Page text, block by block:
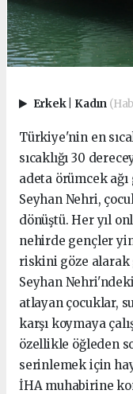
Erkek Kadın
Türkiye'nin en
sıcaklığı 30
adeta örümcek
Seyhan Nehri,
dönüştü. Her yıl
nehirde gençler
riskini göze alarak
Seyhan
atlayan çocuklar,
karşı koymaya
özellikle öğleden
serinlemek için
İHA muhabirine